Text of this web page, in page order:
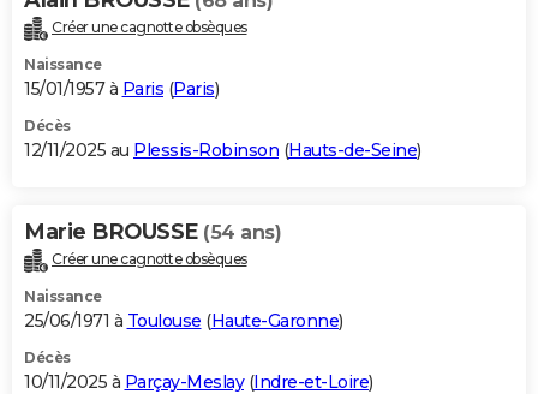
Créer une cagnotte obsèques
Naissance
15/01/1957 à Paris (Paris)
Décès
12/11/2025 au Plessis-Robinson (Hauts-de-Seine)
Marie BROUSSE (54 ans)
Créer une cagnotte obsèques
Naissance
25/06/1971 à Toulouse (Haute-Garonne)
Décès
10/11/2025 à Parçay-Meslay(Indre-et-Loire)